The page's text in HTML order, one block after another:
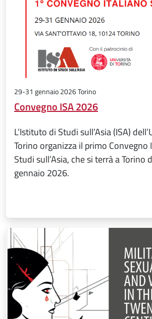
29-31 gennaio 2026 Torino
Convegno ISA 2026
L’Istituto di Studi sull’Asia (ISA)
Torino organizza il primo Convegno
Studi sull’Asia, che si terrà a Torino
gennaio 2026.